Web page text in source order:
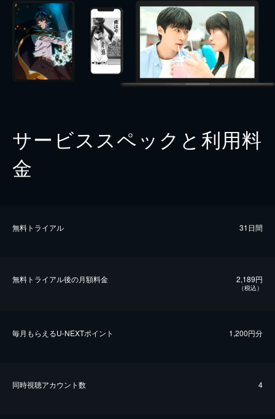
サービススペックと利用料
金
無料トライアル 31日間
無料トライアル後の⽉額料金 2,189円
（税込）
毎⽉もらえるU-NEXTポイント 1,200円分
同時視聴アカウント数 4